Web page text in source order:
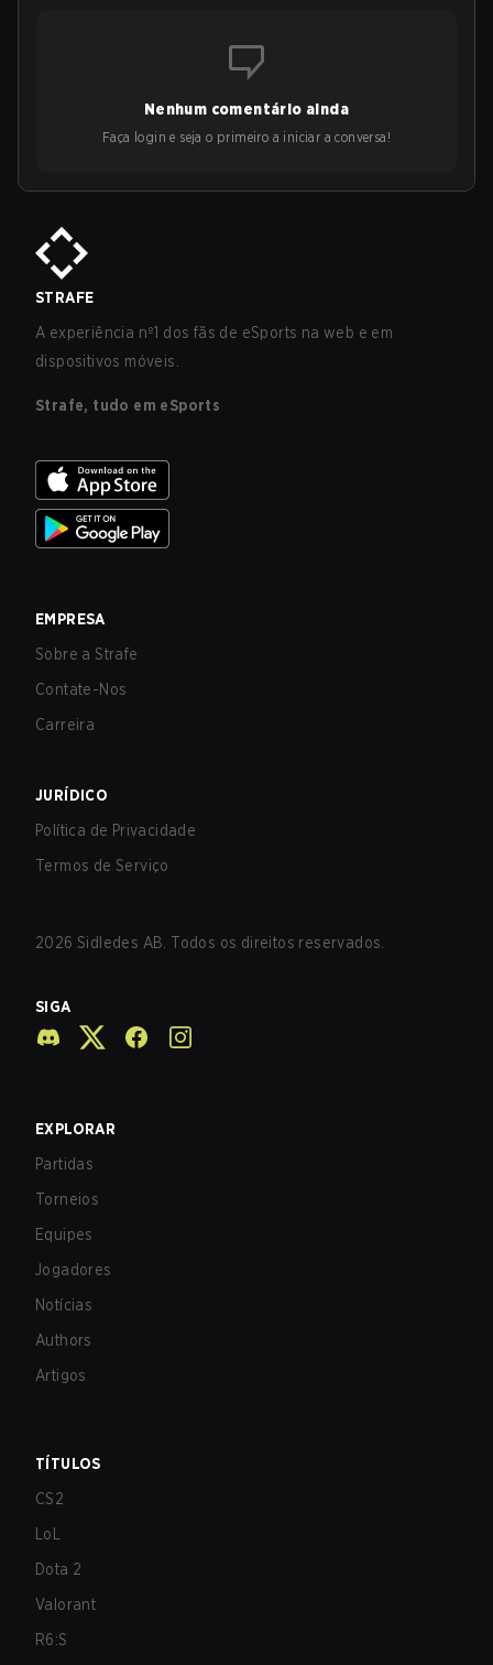
Nenhum comentário ainda
Faça login e seja o primeiro a iniciar a conversa!
STRAFE
A experiência nº1 dos fãs de eSports na web e em
dispositivos móveis.
Strafe, tudo em eSports
EMPRESA
Sobre a Strafe
Contate-Nos
Carreira
JURÍDICO
Política de Privacidade
Termos de Serviço
2026 Sidledes AB. Todos os direitos reservados.
SIGA
EXPLORAR
Partidas
Torneios
Equipes
Jogadores
Notícias
Authors
Artigos
TÍTULOS
CS2
LoL
Dota 2
Valorant
R6:S